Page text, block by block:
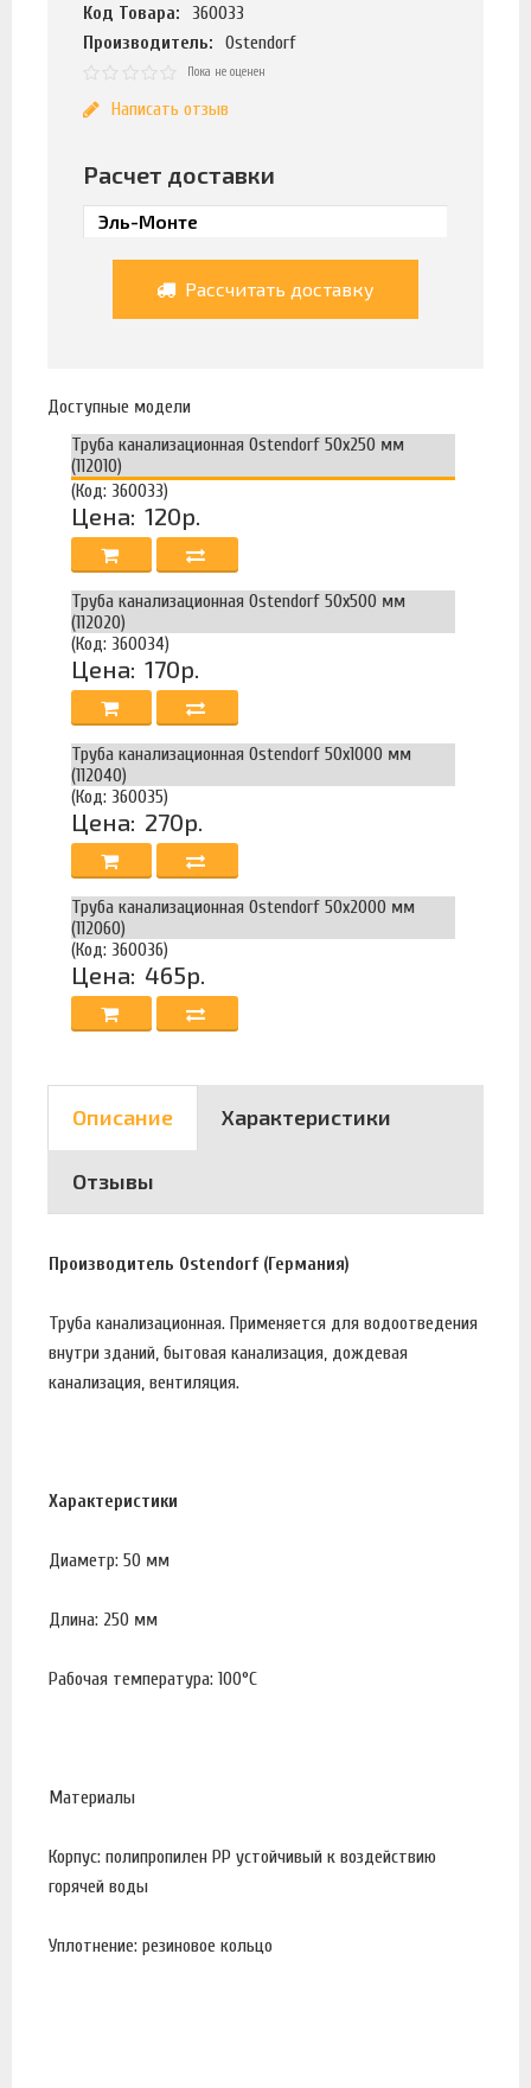
Код Товара:
360033
Производитель:
Ostendorf
Пока не оценен
Написать отзыв
Расчет доставки
Рассчитать доставку
Доступные модели
Труба канализационная Ostendorf 50х250 мм
(112010)
(Код: 360033)
Цена: 120р.
Труба канализационная Ostendorf 50х500 мм
(112020)
(Код: 360034)
Цена: 170р.
Труба канализационная Ostendorf 50х1000 мм
(112040)
(Код: 360035)
Цена: 270р.
Труба канализационная Ostendorf 50х2000 мм
(112060)
(Код: 360036)
Цена: 465р.
Описание Характеристики
Отзывы
Производитель Ostendorf (Германия)
Труба канализационная. Применяется для водоотведения
внутри зданий, бытовая канализация, дождевая
канализация, вентиляция.
Характеристики
Диаметр: 50 мм
Длина: 250 мм
Рабочая температура: 100°С
Материалы
Корпус: полипропилен PP устойчивый к воздействию
горячей воды
Уплотнение: резиновое кольцо